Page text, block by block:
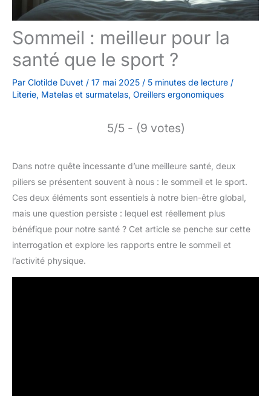
Sommeil : meilleur pour la
santé que le sport ?
Par Clotilde Duvet / 17 mai 2025 / 5 minutes de lecture /
Literie, Matelas et surmatelas, Oreillers ergonomiques
5/5 - (9 votes)
Dans notre quête incessante d’une meilleure santé, deux
piliers se présentent souvent à nous : le sommeil et le sport.
Ces deux éléments sont essentiels à notre bien-être global,
mais une question persiste : lequel est réellement plus
bénéfique pour notre santé ? Cet article se penche sur cette
interrogation et explore les rapports entre le sommeil et
l’activité physique.